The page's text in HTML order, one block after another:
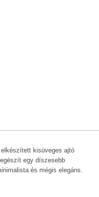
elkészített kisüveges ajtó
egy díszesebb
és mégis elegáns.